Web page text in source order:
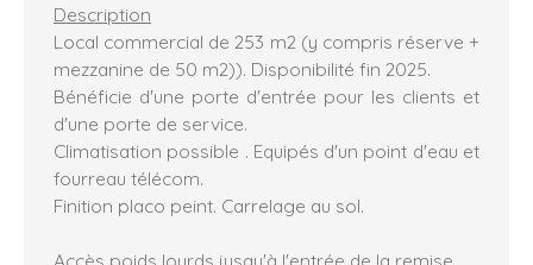
Description
Local commercial de 253 m2 (y compris réserve +
mezzanine de 50 m2)). Disponibilité fin 2025.
Bénéficie d'une porte d'entrée pour les clients et
d'une porte de service.
Climatisation possible . Equipés d'un point d'eau et
fourreau télécom.
Finition placo peint. Carrelage au sol.
Accès poids lourds jusqu'à l'entrée de la remise.